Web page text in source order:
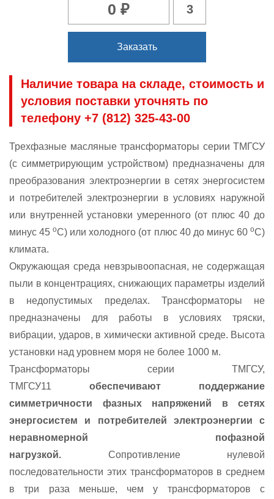
0 ₽ 3
Заказать
Наличие товара на складе, стоимость и
условия поставки уточнять по
телефону +7 (812) 325-43-00
Трехфазные масляные трансформаторы серии ТМГСУ
(с симметрирующим устройством) предназначены для
преобразования электроэнергии в сетях энергосистем
и потребителей электроэнергии в условиях наружной
или внутренней установки умеренного (от плюс 40 до
минус 45оС) или холодного (от плюс 40 до минус 60оС)
климата.
Окружающая среда невзрывоопасная, не содержащая
пыли в концентрациях, снижающих параметры изделий
в недопустимых пределах. Трансформаторы не
предназначены для работы в условиях тряски,
вибрации, ударов, в химически активной среде. Высота
установки над уровнем моря не более 1000 м.
Трансформаторы серии ТМГСУ,
ТМГСУ11 обеспечивают поддержание
симметричности фазных напряжений в сетях
энергосистем и потребителей электроэнергии с
неравномерной пофазной
нагрузкой. Сопротивление нулевой
последовательности этих трансформаторов в среднем
в три раза меньше, чем у трансформаторов с